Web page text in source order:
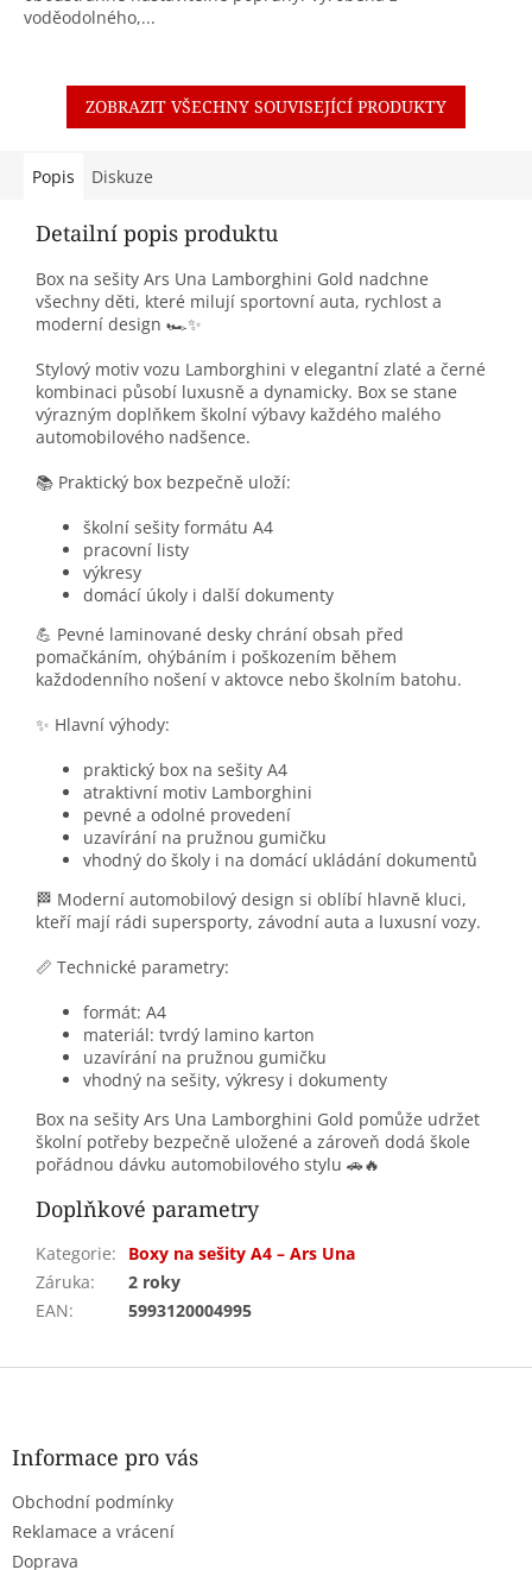
voděodolného,...
ZOBRAZIT VŠECHNY SOUVISEJÍCÍ PRODUKTY
Popis Diskuze
Detailní popis produktu
Box na sešity Ars Una Lamborghini Gold nadchne
všechny děti, které milují sportovní auta, rychlost a
moderní design 🏎️✨
Stylový motiv vozu Lamborghini v elegantní zlaté a černé
kombinaci působí luxusně a dynamicky. Box se stane
výrazným doplňkem školní výbavy každého malého
automobilového nadšence.
📚 Praktický box bezpečně uloží:
školní sešity formátu A4
pracovní listy
výkresy
domácí úkoly i další dokumenty
💪 Pevné laminované desky chrání obsah před
pomačkáním, ohýbáním i poškozením během
každodenního nošení v aktovce nebo školním batohu.
✨ Hlavní výhody:
praktický box na sešity A4
atraktivní motiv Lamborghini
pevné a odolné provedení
uzavírání na pružnou gumičku
vhodný do školy i na domácí ukládání dokumentů
🏁 Moderní automobilový design si oblíbí hlavně kluci,
kteří mají rádi supersporty, závodní auta a luxusní vozy.
📏 Technické parametry:
formát: A4
materiál: tvrdý lamino karton
uzavírání na pružnou gumičku
vhodný na sešity, výkresy i dokumenty
Box na sešity Ars Una Lamborghini Gold pomůže udržet
školní potřeby bezpečně uložené a zároveň dodá škole
pořádnou dávku automobilového stylu 🚗🔥
Doplňkové parametry
Kategorie:
Boxy na sešity A4 – Ars Una
Záruka:
2 roky
EAN: 5993120004995
Z
Informace pro vás
Obchodní podmínky
Reklamace a vrácení
Doprava